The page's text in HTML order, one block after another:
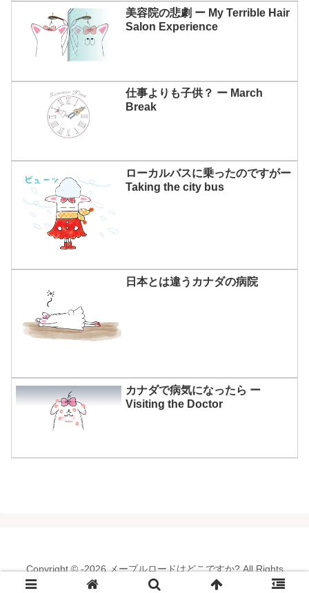
美容院の悲劇 ー My Terrible Hair
Salon Experience
仕事よりも子供？ ー March
Break
ローカルバスに乗ったのですがー
Taking the city bus
日本とは違うカナダの病院
カナダで病気になったら ー
Visiting the Doctor
Copyright © -2026 メープルロードはどこですか? All Rights
Reserved.